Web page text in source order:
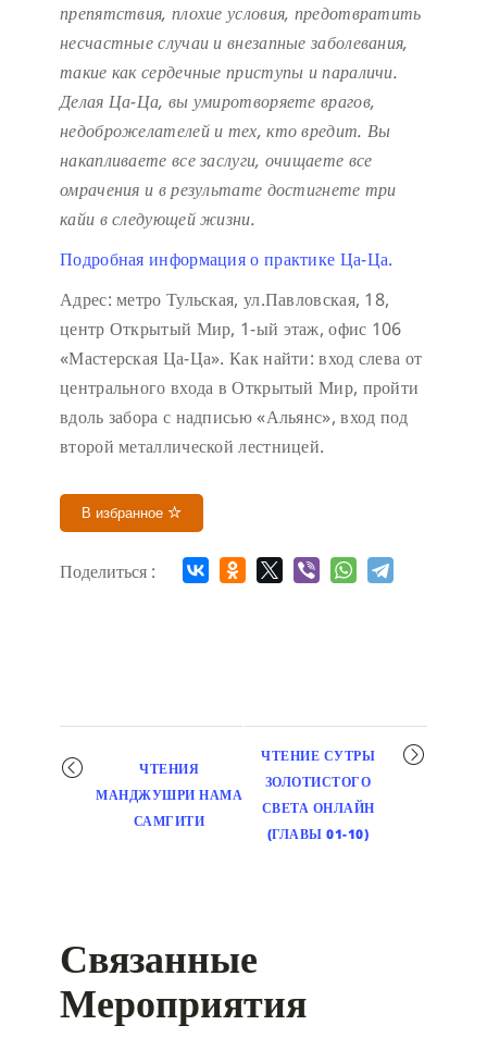
препятствия, плохие условия, предотвратить
несчастные случаи и внезапные заболевания,
такие как сердечные приступы и параличи.
Делая Ца-Ца, вы умиротворяете врагов,
недоброжелателей и тех, кто вредит. Вы
накапливаете все заслуги, очищаете все
омрачения и в результате достигнете три
кайи в следующей жизни.
Подробная информация о практике Ца-Ца.
Адрес: метро Тульская, ул.Павловская, 18,
центр Открытый Мир, 1-ый этаж, офис 106
«Мастерская Ца-Ца». Как найти: вход слева от
центрального входа в Открытый Мир, пройти
вдоль забора с надписью «Альянс», вход под
второй металлической лестницей.
В избранное
Поделиться :
Мероприятие
навигация
ЧТЕНИЯ
МАНДЖУШРИ НАМА
САМГИТИ
ЧТЕНИЕ СУТРЫ
ЗОЛОТИСТОГО
СВЕТА ОНЛАЙН
(ГЛАВЫ 01-10)
Связанные
Мероприятия